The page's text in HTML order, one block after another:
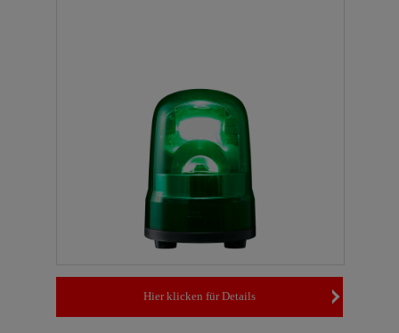
Hier klicken für Details